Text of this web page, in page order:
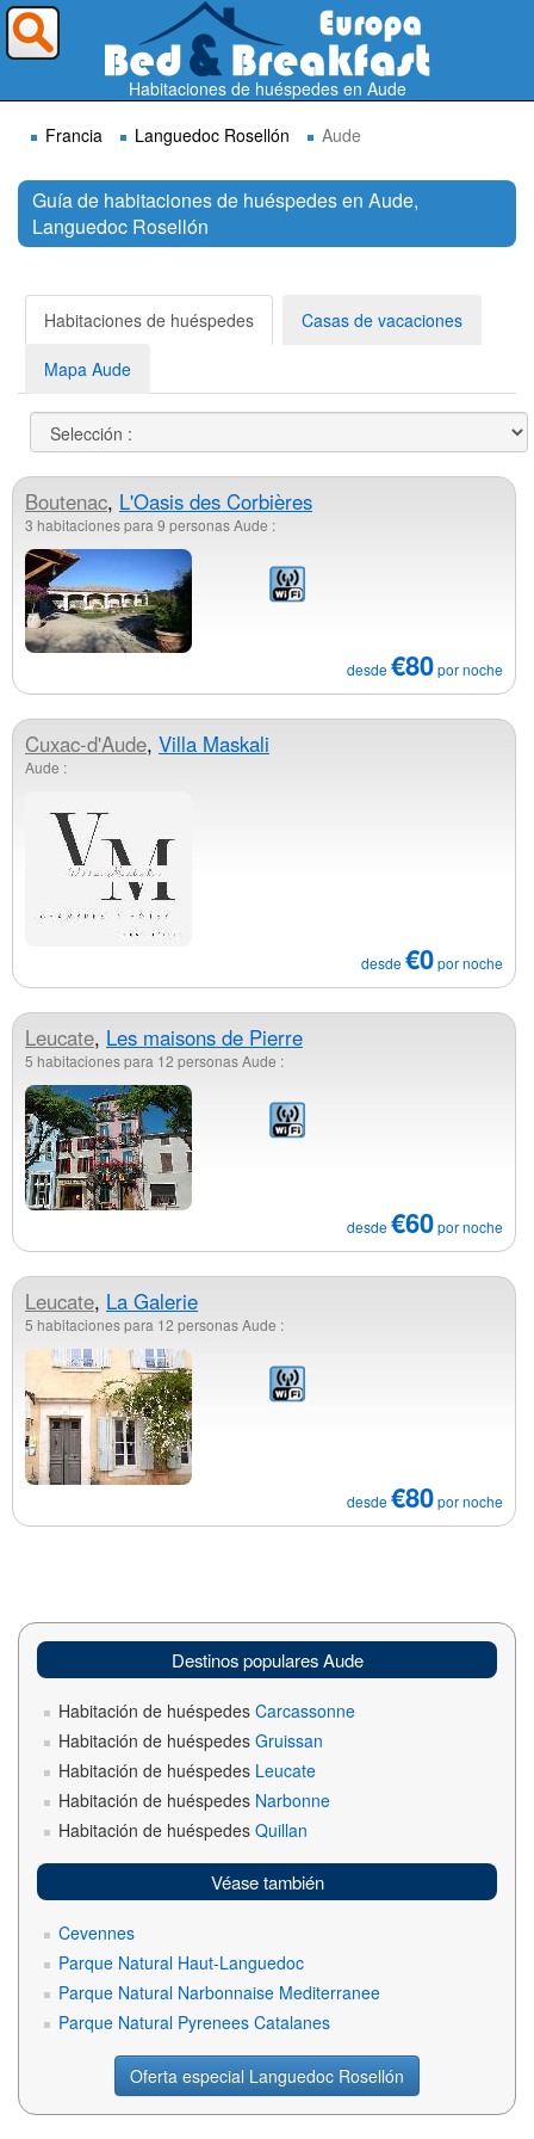
Habitaciones de huéspedes en Aude
Francia
Languedoc Rosellón Aude
Guía de habitaciones de huéspedes en Aude,
Languedoc Rosellón
Habitaciones de huéspedes Casas de vacaciones
Mapa Aude
Boutenac, L'Oasis des Corbières
3 habitaciones para 9 personas Aude :
desde€80por noche
Cuxac-d'Aude, Villa Maskali
Aude :
desde€0por noche
Leucate, Les maisons de Pierre
5 habitaciones para 12 personas Aude :
desde€60por noche
Leucate, La Galerie
5 habitaciones para 12 personas Aude :
desde€80por noche
Destinos populares Aude
Habitación de huéspedes Carcassonne
Habitación de huéspedes Gruissan
Habitación de huéspedes Leucate
Habitación de huéspedes Narbonne
Habitación de huéspedes Quillan
Véase también
Cevennes
Parque Natural Haut-Languedoc
Parque Natural Narbonnaise Mediterranee
Parque Natural Pyrenees Catalanes
Oferta especial Languedoc Rosellón
¿A dónde quieres ir?